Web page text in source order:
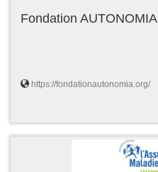
Fondation AUTONOMIA
https://fondationautonomia.org/